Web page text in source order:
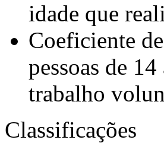
idade que
Coeficiente
pessoas de
trabalho
Classificações